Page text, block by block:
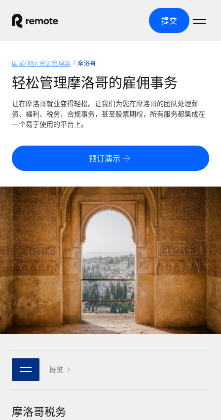
提交
产品
全球招聘
全球薪资管理
轻松运行合规薪资
零实体成本实现全球扩张
全球合规聘用合同工
合同工管理
全球合同工入职与管理
PEO
外包复杂雇佣任务
基础设施
Remote Embedded
将人力资源无缝融入工作流程
团队的内置核心人力资源功能
连接 新的
使用我们的 MCP 将任何人工智能工具与 Remote 平台相连
借助核心业务工具简化流程
覆盖全球
美国各州浏览器
Remote 无惧对比
了解我们的竞争优势
成长阶段
初创企业
为成长型企业量身打造的全球敏捷型人力资源与薪资解决方案
中型市场
通过定制化人力资源解决方案扩展团队
企业
与我们携手合作
战略技术合作伙伴
资源
工具与计算器
误分类风险计算工具
员工成本计算器
计算任何国家的员工总成本
合同工薪酬结算计算器
探索全球合同工的结算货币选项与结算速度
通过 REMOTE 学习
研究与指引
案例研究
人力资源术语表
核对表和模板
职位描述库
网络研讨会
活动
定价
中文（简体）
English
Nederlands
Français
Deutsch
Español
Italiano
Português (Portugal)
日本語
한국어
国家/地区资源管理器 摩洛哥
轻松管理摩洛哥的雇佣事务
让在摩洛哥就业变得轻松。让我们为您在摩洛哥的团队处理薪
资、福利、税务、合规事务，甚至股票期权，所有服务都集成在
一个易于使用的平台上。
预订演示
概览
摩洛哥税务